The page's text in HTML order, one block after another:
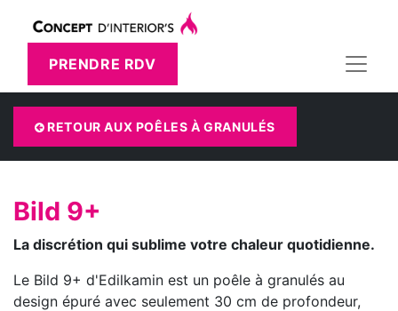
PRENDRE RDV
RETOUR AUX POÊLES À GRANULÉS
Bild 9+
La discrétion qui sublime votre chaleur quotidienne.
Le Bild 9+ d'Edilkamin est un poêle à granulés au
design épuré avec seulement 30 cm de profondeur,